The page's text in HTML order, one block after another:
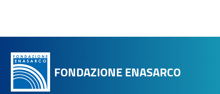
FONDAZIONE ENASARCO